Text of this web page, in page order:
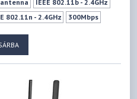
IEEE 802.11b - 2.4GHz
802.11n - 2.4GHz
300Mbps